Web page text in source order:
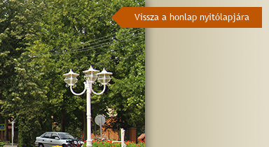
Vissza a honlap nyitólapjára